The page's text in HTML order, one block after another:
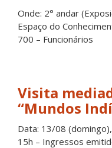
Onde: 2° andar
Espaço do
700 – Funcionários
Visita
“Mundos
Data: 13/08
15h – Ingressos